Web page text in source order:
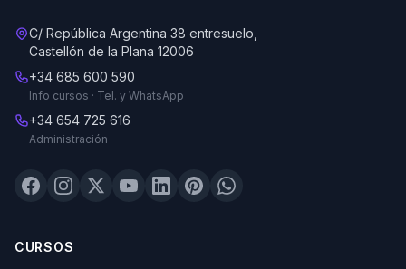
C/ República Argentina 38 entresuelo,
Castellón de la Plana 12006
+34 685 600 590
Info cursos · Tel. y WhatsApp
+34 654 725 616
Administración
CURSOS